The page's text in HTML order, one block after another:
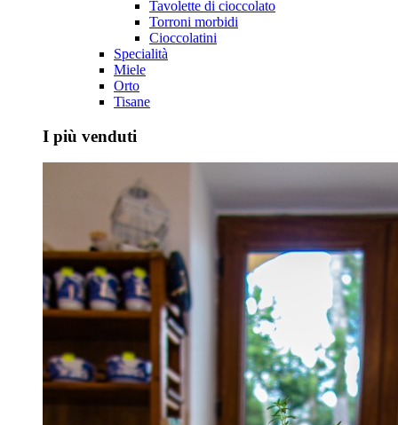
Tavolette di cioccolato
Torroni morbidi
Cioccolatini
Specialità
Miele
Orto
Tisane
I più venduti